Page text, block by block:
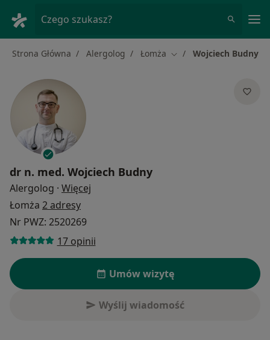
Czego szukasz?
Strona Główna Alergolog Łomża Zmień miasto
Wojciech Budny
dr n. med. Wojciech Budny
Alergolog · Więcej
Łomża 2 adresy
Nr PWZ: 2520269
17 opinii
Umów wizytę
Wyślij wiadomość